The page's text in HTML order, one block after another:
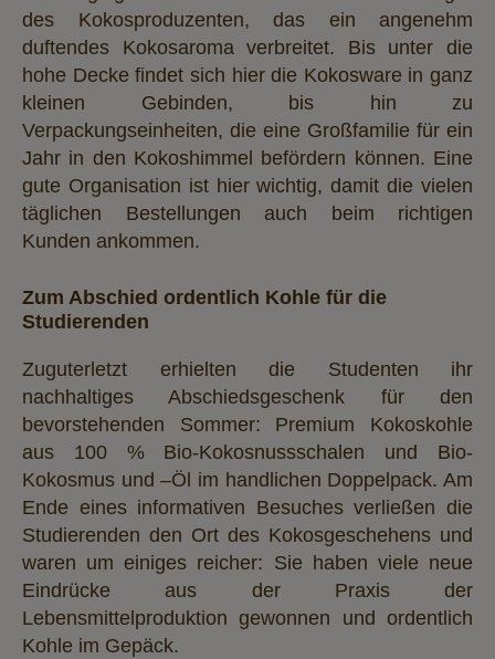
des Kokosproduzenten, das ein angenehm
duftendes Kokosaroma verbreitet. Bis unter die
hohe Decke findet sich hier die Kokosware in ganz
kleinen Gebinden, bis hin zu
Verpackungseinheiten, die eine Großfamilie für ein
Jahr in den Kokoshimmel befördern können. Eine
gute Organisation ist hier wichtig, damit die vielen
täglichen Bestellungen auch beim richtigen
Kunden ankommen.
Zum Abschied ordentlich Kohle für die
Studierenden
Zuguterletzt erhielten die Studenten ihr
nachhaltiges Abschiedsgeschenk für den
bevorstehenden Sommer: Premium Kokoskohle
aus 100 % Bio-Kokosnussschalen und Bio-
Kokosmus und –Öl im handlichen Doppelpack. Am
Ende eines informativen Besuches verließen die
Studierenden den Ort des Kokosgeschehens und
waren um einiges reicher: Sie haben viele neue
Eindrücke aus der Praxis der
Lebensmittelproduktion gewonnen und ordentlich
Kohle im Gepäck.